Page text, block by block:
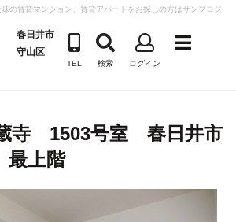
の賃貸マンション、賃貸アパートをお探しの方はサンプロジ
春日井市
守山区
TEL 検索 ログイン
寺 1503号室 春日井市
上階